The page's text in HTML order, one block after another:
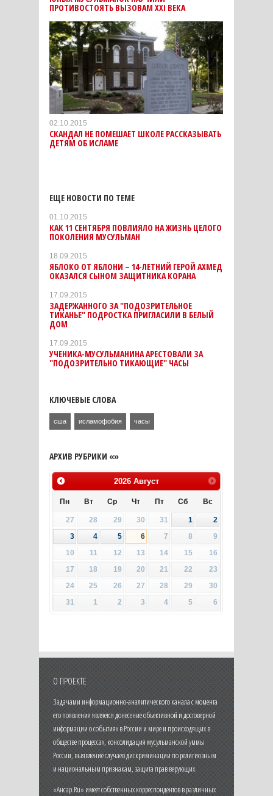
ПРОТИВОСТОЯТЬ ВЫЗОВАМ XXI ВЕКА
02.10.2015
СКАНДАЛ НЕ ПОМЕШАЕТ ШКОЛЕ РАССКАЗЫВАТЬ
ДЕТЯМ ОБ ИСЛАМЕ
ЕЩЕ НОВОСТИ ПО ТЕМЕ
01.10.2015
КАК 11 СЕНТЯБРЯ ПОВЛИЯЛО НА ЖИЗНЬ ЦЕЛОГО
ПОКОЛЕНИЯ МУСУЛЬМАН
18.09.2015
ЯБЛОКО ОТ ЯБЛОНИ – 14-ЛЕТНИЙ ГЕРОЙ АХМЕД
ОКАЗАЛСЯ СЫНОМ ЗАЩИТНИКА КОРАНА
17.09.2015
ЗАДЕРЖАННОГО ЗА "ПОДОЗРИТЕЛЬНОЕ
ТИКАНЬЕ" ПОДРОСТКА ПРИГЛАСИЛИ В БЕЛЫЙ
ДОМ
17.09.2015
УЧЕНИКА-МУСУЛЬМАНИНА АРЕСТОВАЛИ ЗА
"ПОДОЗРИТЕЛЬНО ТИКАЮЩИЕ" ЧАСЫ
КЛЮЧЕВЫЕ СЛОВА
сша исламофобия часы
АРХИВ РУБРИКИ «»
2026 Август
Пн Вт Ср Чт Пт Сб Вс
27 28 29 30 31 1
2
3
4 5 6 7 8
9
10
11 12 13 14 15
16
17
18 19 20 21 22
23
24
25 26 27 28 29
30
31
1 2 3 4 5 6
О ПРОЕКТЕ
Задачами информационно-аналитического канала с момента
его появления является донесение объективной и достоверной
информации о событиях в России и мире и происходящих в
обществе процессах, консолидация мусульманской уммы
России, выявление случаев дискриминации по религиозным
и национальным признакам, защита прав верующих.
«Ансар.Ru» имеет собственных корреспондентов в различных